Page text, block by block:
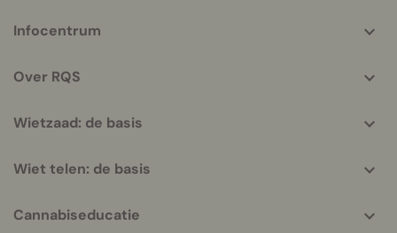
helpful
Infocentrum
Over RQS
Wietzaad: de basis
Wiet telen: de basis
Cannabiseducatie